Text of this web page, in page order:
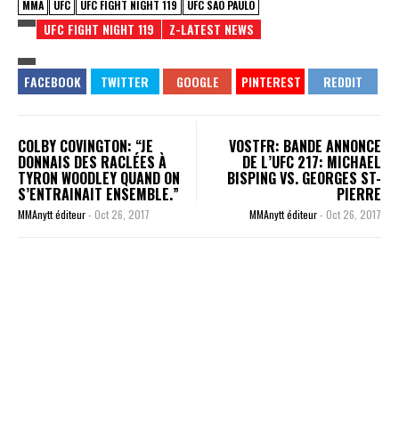
MMA
UFC UFC FIGHT NIGHT 119 UFC SAO PAULO
UFC FIGHT NIGHT 119 Z-LATEST NEWS
COLBY COVINGTON: “JE
DONNAIS DES RACLÉES À
TYRON WOODLEY QUAND ON
S’ENTRAINAIT ENSEMBLE.”
MMAnytt éditeur- Oct 26, 2017
VOSTFR: BANDE ANNONCE
DE L’UFC 217: MICHAEL
BISPING VS. GEORGES ST-
PIERRE
MMAnytt éditeur- Oct 26, 2017